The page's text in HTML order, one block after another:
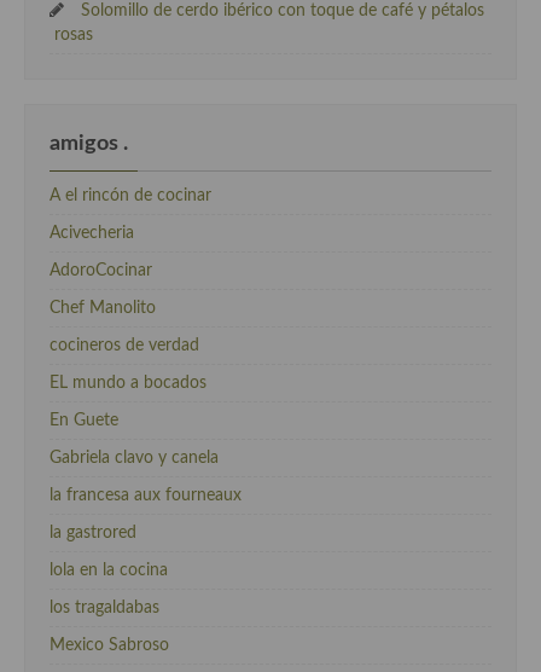
Solomillo de cerdo ibérico con toque de café y pétalos
rosas
amigos .
A el rincón de cocinar
Acivecheria
AdoroCocinar
Chef Manolito
cocineros de verdad
EL mundo a bocados
En Guete
Gabriela clavo y canela
la francesa aux fourneaux
la gastrored
lola en la cocina
los tragaldabas
Mexico Sabroso